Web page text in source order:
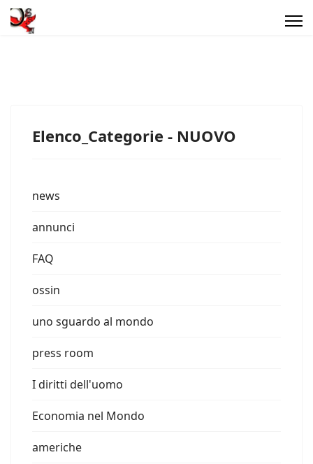
Elenco_Categorie - NUOVO
news
annunci
FAQ
ossin
uno sguardo al mondo
press room
I diritti dell'uomo
Economia nel Mondo
americhe